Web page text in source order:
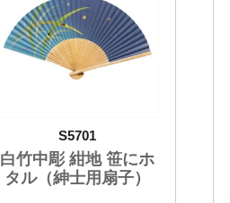
S5701
白竹中彫 紺地 笹にホ
タル（紳士用扇子）